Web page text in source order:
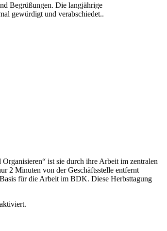
Begrüßungen. Die langjährige
gewürdigt und verabschiedet..
ist sie durch ihre Arbeit im zentralen
2 Minuten von der Geschäftsstelle entfernt
für die Arbeit im BDK. Diese Herbsttagung